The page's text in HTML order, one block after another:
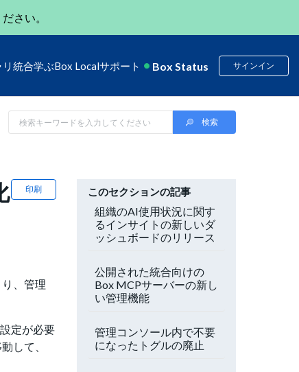
さい。
統合学ぶBox Localサポート Box Status サインイン
印刷
、管理
定が必要
して、
このセクションの記事
組織のAI使用状況に関す
るインサイトの新しいダ
ッシュボードのリリース
公開された統合向けの
Box MCPサーバーの新し
い管理機能
管理コンソール内で不要
になったトグルの廃止